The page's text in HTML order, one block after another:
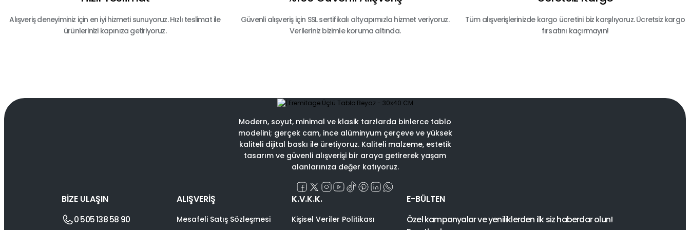
Alışveriş deneyiminiz için en iyi hizmeti sunuyoruz. Hızlı teslimat ile
ürünlerinizi kapınıza getiriyoruz.
Güvenli alışveriş için SSL sertifikalı altyapımızla hizmet veriyoruz.
Verileriniz bizimle koruma altında.
Tüm alışverişlerinizde kargo ücretini biz karşılıyoruz. Ücretsiz kargo
fırsatını kaçırmayın!
Modern, soyut, minimal ve klasik tarzlarda binlerce tablo
modelini; gerçek cam, ince alüminyum çerçeve ve yüksek
kaliteli dijital baskı ile üretiyoruz. Kaliteli malzeme, estetik
tasarım ve güvenli alışverişi bir araya getirerek yaşam
alanlarınıza değer katıyoruz.
BİZE ULAŞIN
0 505 138 58 90
ALIŞVERİŞ
Mesafeli Satış Sözleşmesi
K.V.K.K.
Kişisel Veriler Politikası
E-BÜLTEN
Özel kampanyalar ve yeniliklerden ilk siz haberdar olun!